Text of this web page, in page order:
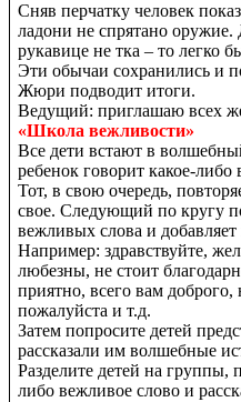
Сняв перчатку человек
ладони не спрятано
рукавице не тка – то легко
Эти обычаи сохранились и
Жюри подводит итоги.
Ведущий: приглашаю всех
«Школа вежливости»
Все дети встают в
ребенок говорит какое-либо
Тот, в свою очередь,
свое. Следующий по кругу
вежливых слова и
Например: здравствуйте,
любезны, не стоит
приятно, всего вам доброго,
пожалуйста и т.д.
Затем попросите детей
рассказали им волшебные
Разделите детей на группы,
либо вежливое слово и